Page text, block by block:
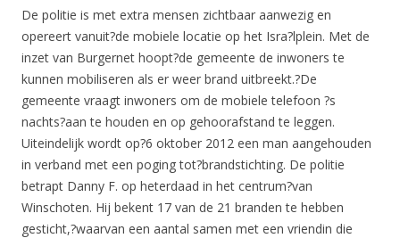
De politie is met extra mensen zichtbaar aanwezig en
opereert vanuit?de mobiele locatie op het Isra?lplein. Met de
inzet van Burgernet hoopt?de gemeente de inwoners te
kunnen mobiliseren als er weer brand uitbreekt.?De
gemeente vraagt inwoners om de mobiele telefoon ?s
nachts?aan te houden en op gehoorafstand te leggen.
Uiteindelijk wordt op?6 oktober 2012 een man aangehouden
in verband met een poging tot?brandstichting. De politie
betrapt Danny F. op heterdaad in het centrum?van
Winschoten. Hij bekent 17 van de 21 branden te hebben
gesticht,?waarvan een aantal samen met een vriendin die